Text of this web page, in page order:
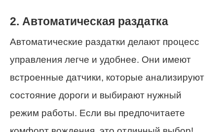
2. Автоматическая раздатка
Автоматические раздатки делают процесс
управления легче и удобнее. Они имеют
встроенные датчики, которые анализируют
состояние дороги и выбирают нужный
режим работы. Если вы предпочитаете